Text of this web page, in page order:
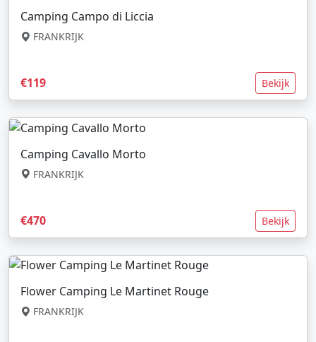
Camping Campo di Liccia
FRANKRIJK
€119 Bekijk
Camping Cavallo Morto
FRANKRIJK
€470 Bekijk
Flower Camping Le Martinet Rouge
FRANKRIJK